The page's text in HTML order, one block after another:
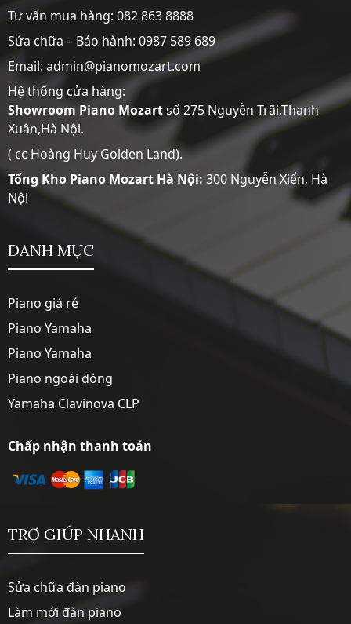
Tư vấn mua hàng: 082 863 8888
Sửa chữa – Bảo hành: 0987 589 689
Email: admin@pianomozart.com
Hệ thống cửa hàng:
Showroom Piano Mozartsố 275 Nguyễn Trãi,Thanh
Xuân,Hà Nội.
( cc Hoàng Huy Golden Land).
Tổng Kho Piano Mozart Hà Nội: 300 Nguyễn Xiển, Hà
Nội
DANH MỤC
Piano giá rẻ
Piano Yamaha
Piano Yamaha
Piano ngoài dòng
Yamaha Clavinova CLP
Chấp nhận thanh toán
TRỢ GIÚP NHANH
Sửa chữa đàn piano
Làm mới đàn piano